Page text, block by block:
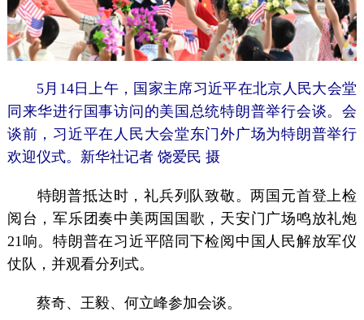
5月14日上午，国家主席习近平在北京人民大会堂
同来华进行国事访问的美国总统特朗普举行会谈。会
谈前，习近平在人民大会堂东门外广场为特朗普举行
欢迎仪式。新华社记者 饶爱民 摄
特朗普抵达时，礼兵列队致敬。两国元首登上检
阅台，军乐团奏中美两国国歌，天安门广场鸣放礼炮
21响。特朗普在习近平陪同下检阅中国人民解放军仪
仗队，并观看分列式。
蔡奇、王毅、何立峰参加会谈。